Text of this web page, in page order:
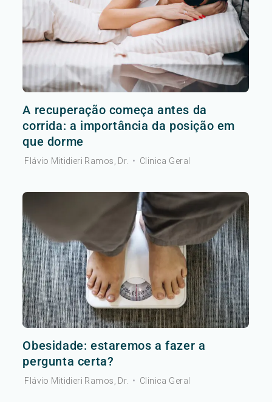
A recuperação começa antes da
corrida: a importância da posição em
que dorme
Flávio Mitidieri Ramos, Dr. • Clinica Geral
Obesidade: estaremos a fazer a
pergunta certa?
Flávio Mitidieri Ramos, Dr. • Clinica Geral